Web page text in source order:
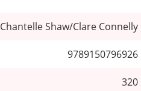
Chantelle Shaw/Clare Connelly
9789150796926
320